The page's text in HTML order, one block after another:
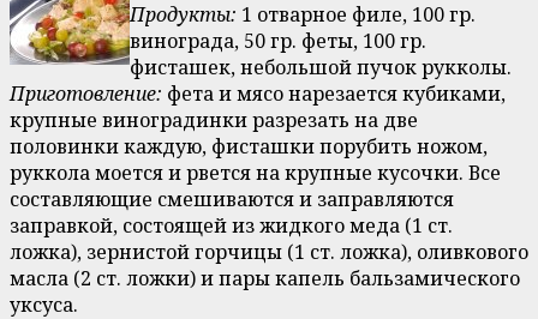
Продукты: 1 отварное филе, 100 гр.
винограда, 50 гр. феты, 100 гр.
фисташек, небольшой пучок рукколы.
Приготовление: фета и мясо нарезается кубиками,
крупные виноградинки разрезать на две
половинки каждую, фисташки порубить ножом,
руккола моется и рвется на крупные кусочки. Все
составляющие смешиваются и заправляются
заправкой, состоящей из жидкого меда (1 ст.
ложка), зернистой горчицы (1 ст. ложка), оливкового
масла (2 ст. ложки) и пары капель бальзамического
уксуса.